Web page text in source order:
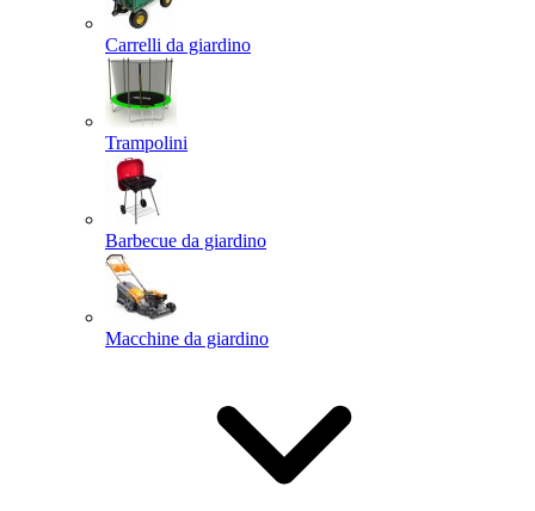
Carrelli da giardino
Trampolini
Barbecue da giardino
Macchine da giardino